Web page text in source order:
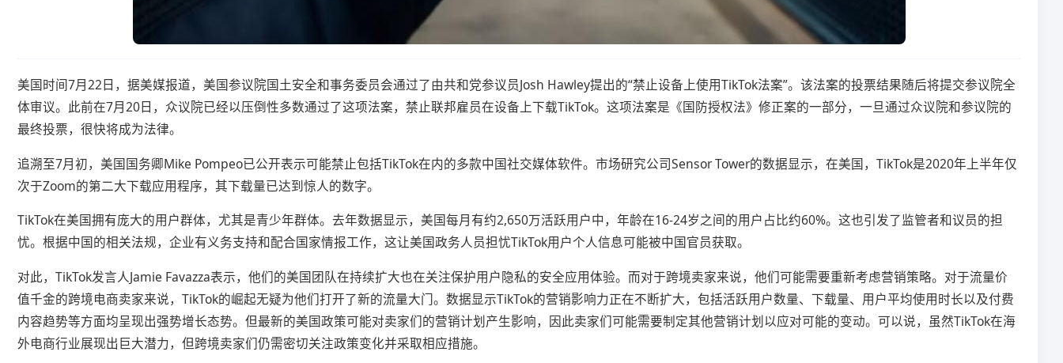
美国时间7月22日，据美媒报道，美国参议院国土安全和事务委员会通过了由共和党参议员Josh Hawley提出的“禁止设备上使用TikTok法案”。该法案的投票结果随后将提交参议院全
体审议。此前在7月20日，众议院已经以压倒性多数通过了这项法案，禁止联邦雇员在设备上下载TikTok。这项法案是《国防授权法》修正案的一部分，一旦通过众议院和参议院的
最终投票，很快将成为法律。
追溯至7月初，美国国务卿Mike Pompeo已公开表示可能禁止包括TikTok在内的多款中国社交媒体软件。市场研究公司Sensor Tower的数据显示，在美国，TikTok是2020年上半年仅
次于Zoom的第二大下载应用程序，其下载量已达到惊人的数字。
TikTok在美国拥有庞大的用户群体，尤其是青少年群体。去年数据显示，美国每月有约2,650万活跃用户中，年龄在16-24岁之间的用户占比约60%。这也引发了监管者和议员的担
忧。根据中国的相关法规，企业有义务支持和配合国家情报工作，这让美国政务人员担忧TikTok用户个人信息可能被中国官员获取。
对此，TikTok发言人Jamie Favazza表示，他们的美国团队在持续扩大也在关注保护用户隐私的安全应用体验。而对于跨境卖家来说，他们可能需要重新考虑营销策略。对于流量价
值千金的跨境电商卖家来说，TikTok的崛起无疑为他们打开了新的流量大门。数据显示TikTok的营销影响力正在不断扩大，包括活跃用户数量、下载量、用户平均使用时长以及付费
内容趋势等方面均呈现出强势增长态势。但最新的美国政策可能对卖家们的营销计划产生影响，因此卖家们可能需要制定其他营销计划以应对可能的变动。可以说，虽然TikTok在海
外电商行业展现出巨大潜力，但跨境卖家们仍需密切关注政策变化并采取相应措施。